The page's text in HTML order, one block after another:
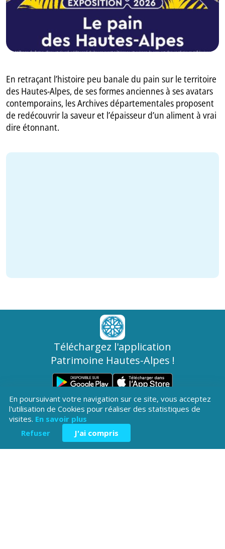
En retraçant l’histoire peu banale du pain sur le territoire
des Hautes-Alpes, de ses formes anciennes à ses avatars
contemporains, les Archives départementales proposent
de redécouvrir la saveur et l’épaisseur d’un aliment à vrai
dire étonnant.
Téléchargez l'application
Patrimoine Hautes-Alpes !
Hôtel du Département
En poursuivant votre navigation sur ce site, vous acceptez
l'utilisation de Cookies pour réaliser des statistiques de
visites. En savoir plus
Refuser
J'ai compris